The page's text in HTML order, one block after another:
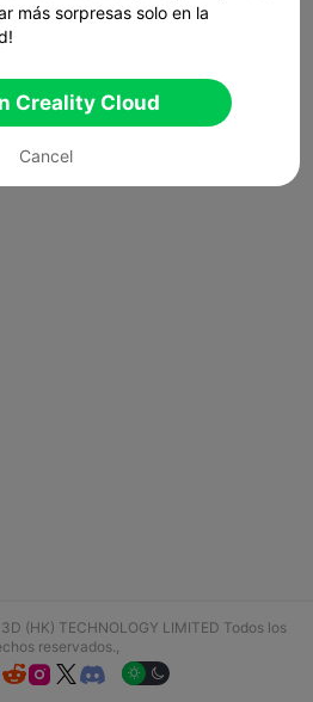
(HK) TECHNOLOGY LIMITED Todos los
reservados.,
  
más sorpresas solo en la
Creality Cloud
Cancel